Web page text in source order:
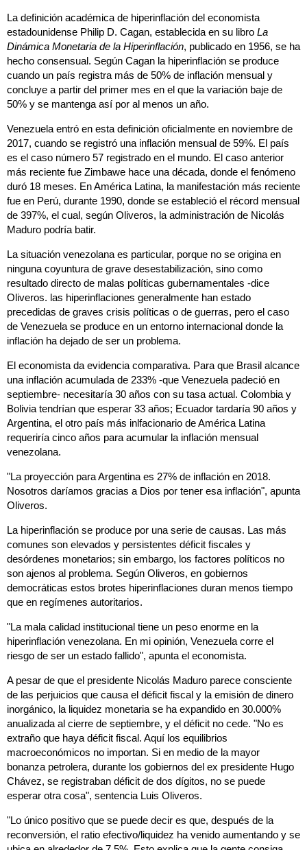
La definición académica de hiperinflación del economista
estadounidense Philip D. Cagan, establecida en su libro La
Dinámica Monetaria de la Hiperinflación, publicado en 1956, se ha
hecho consensual. Según Cagan la hiperinflación se produce
cuando un país registra más de 50% de inflación mensual y
concluye a partir del primer mes en el que la variación baje de
50% y se mantenga así por al menos un año.
Venezuela entró en esta definición oficialmente en noviembre de
2017, cuando se registró una inflación mensual de 59%. El país
es el caso número 57 registrado en el mundo. El caso anterior
más reciente fue Zimbawe hace una década, donde el fenómeno
duró 18 meses. En América Latina, la manifestación más reciente
fue en Perú, durante 1990, donde se estableció el récord mensual
de 397%, el cual, según Oliveros, la administración de Nicolás
Maduro podría batir.
La situación venezolana es particular, porque no se origina en
ninguna coyuntura de grave desestabilización, sino como
resultado directo de malas políticas gubernamentales -dice
Oliveros. las hiperinflaciones generalmente han estado
precedidas de graves crisis políticas o de guerras, pero el caso
de Venezuela se produce en un entorno internacional donde la
inflación ha dejado de ser un problema.
El economista da evidencia comparativa. Para que Brasil alcance
una inflación acumulada de 233% -que Venezuela padeció en
septiembre- necesitaría 30 años con su tasa actual. Colombia y
Bolivia tendrían que esperar 33 años; Ecuador tardaría 90 años y
Argentina, el otro país más inlfacionario de América Latina
requeriría cinco años para acumular la inflación mensual
venezolana.
"La proyección para Argentina es 27% de inflación en 2018.
Nosotros daríamos gracias a Dios por tener esa inflación", apunta
Oliveros.
La hiperinflación se produce por una serie de causas. Las más
comunes son elevados y persistentes déficit fiscales y
desórdenes monetarios; sin embargo, los factores políticos no
son ajenos al problema. Según Oliveros, en gobiernos
democráticas estos brotes hiperinflaciones duran menos tiempo
que en regímenes autoritarios.
"La mala calidad institucional tiene un peso enorme en la
hiperinflación venezolana. En mi opinión, Venezuela corre el
riesgo de ser un estado fallido", apunta el economista.
A pesar de que el presidente Nicolás Maduro parece consciente
de las perjuicios que causa el déficit fiscal y la emisión de dinero
inorgánico, la liquidez monetaria se ha expandido en 30.000%
anualizada al cierre de septiembre, y el déficit no cede. "No es
extraño que haya déficit fiscal. Aquí los equilibrios
macroeconómicos no importan. Si en medio de la mayor
bonanza petrolera, durante los gobiernos del ex presidente Hugo
Chávez, se registraban déficit de dos dígitos, no se puede
esperar otra cosa", sentencia Luis Oliveros.
"Lo único positivo que se puede decir es que, después de la
reconversión, el ratio efectivo/liquidez ha venido aumentando y se